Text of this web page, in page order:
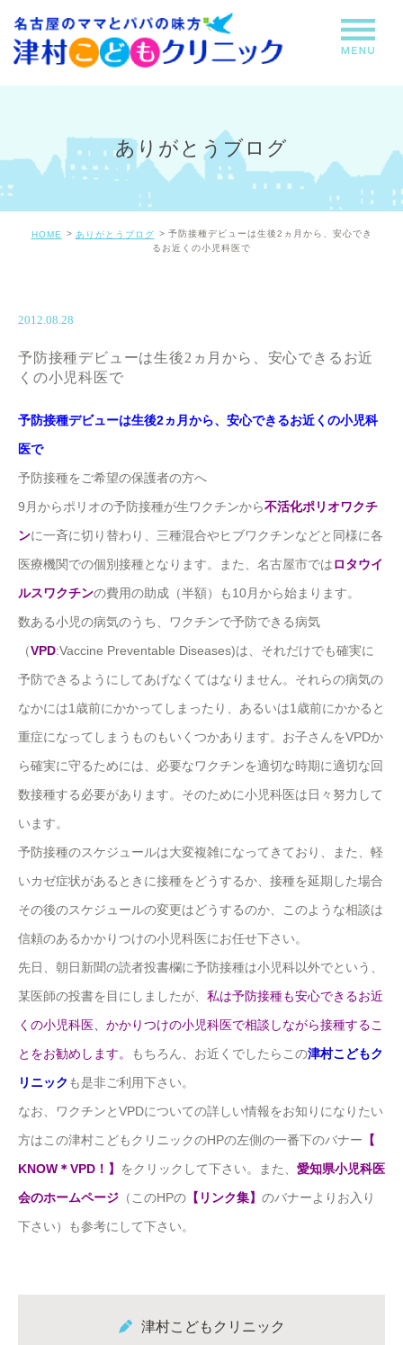
ありがとうブログ
HOME ありがとうブログ
予防接種デビューは生後2ヵ月から、安心でき
るお近くの小児科医で
2012.08.28
予防接種デビューは生後2ヵ月から、安心できるお近
くの小児科医で
予防接種デビューは生後2ヵ月から、安心できるお近くの小児科
医で
予防接種をご希望の保護者の方へ
9月からポリオの予防接種が生ワクチンから不活化ポリオワクチ
ンに一斉に切り替わり、三種混合やヒブワクチンなどと同様に各
医療機関での個別接種となります。また、名古屋市ではロタウイ
ルスワクチンの費用の助成（半額）も10月から始まります。
数ある小児の病気のうち、ワクチンで予防できる病気
（VPD:Vaccine Preventable Diseases)は、それだけでも確実に
予防できるようにしてあげなくてはなりません。それらの病気の
なかには1歳前にかかってしまったり、あるいは1歳前にかかると
重症になってしまうものもいくつかあります。お子さんをVPDか
ら確実に守るためには、必要なワクチンを適切な時期に適切な回
数接種する必要があります。そのために小児科医は日々努力して
います。
予防接種のスケジュールは大変複雑になってきており、また、軽
いカゼ症状があるときに接種をどうするか、接種を延期した場合
その後のスケジュールの変更はどうするのか、このような相談は
信頼のあるかかりつけの小児科医にお任せ下さい。
先日、朝日新聞の読者投書欄に予防接種は小児科以外でという、
某医師の投書を目にしましたが、 私は予防接種も安心できるお近
くの小児科医、かかりつけの小児科医で相談しながら接種するこ
とをお勧めします。
もちろん、お近くでしたらこの津村こどもク
リニック も是非ご利用下さい。
なお、ワクチンとVPDについての詳しい情報をお知りになりたい
方はこの津村こどもクリニックのHPの左側の一番下のバナー 【
KNOW＊VPD！】 をクリックして下さい。また、 愛知県小児科医
会のホームページ （このHPの 【リンク集】 のバナーよりお入り
下さい）も参考にして下さい。
津村こどもクリニック